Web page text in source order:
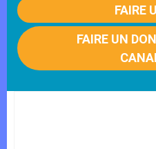
FAIRE
FAIRE UN